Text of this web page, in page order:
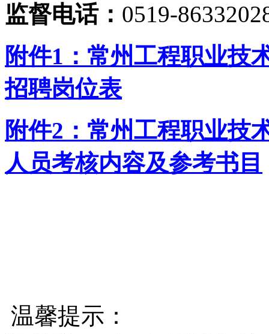
监督电话： 0519-
附件1：常州工程职业技
招聘岗位表
附件2：常州工程职业技
人员考核内容及参考书目
温馨提示：